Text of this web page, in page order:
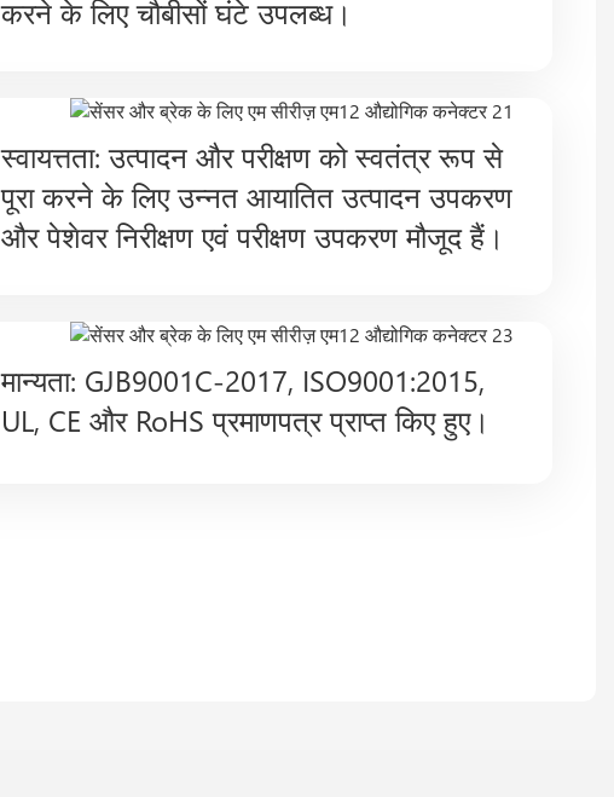
करने के लिए चौबीसों घंटे उपलब्ध।
स्वायत्तता: उत्पादन और परीक्षण को स्वतंत्र रूप से
पूरा करने के लिए उन्नत आयातित उत्पादन उपकरण
और पेशेवर निरीक्षण एवं परीक्षण उपकरण मौजूद हैं।
मान्यता: GJB9001C-2017, ISO9001:2015,
UL, CE और RoHS प्रमाणपत्र प्राप्त किए हुए।